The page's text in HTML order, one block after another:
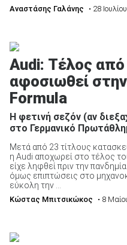
Αναστάσης Γαλάνης • 28
Audi: Τέλος από
αφοσιωθεί
Formula
Η φετινή σεζόν (αν
στο Γερμανικό
Μετά από 23 τίτλους
η Audi αποχωρεί στο τέλος
είχε ληφθεί πριν την
όμως επιπτώσεις στο
εύκολη την ...
Κώστας Μπιτσικώκος • 8